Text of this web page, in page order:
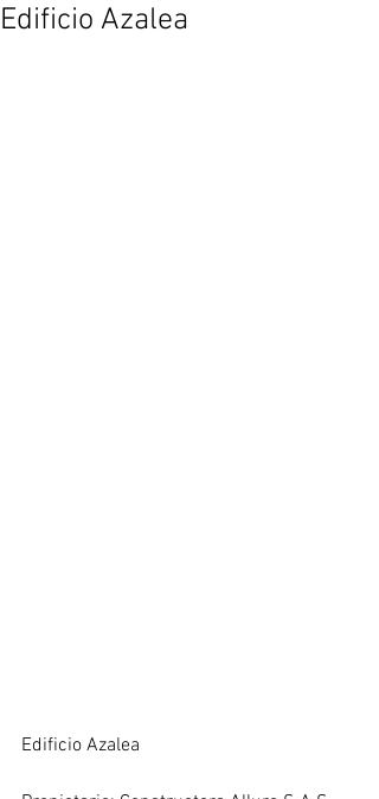
Edificio Azalea
Edificio Azalea